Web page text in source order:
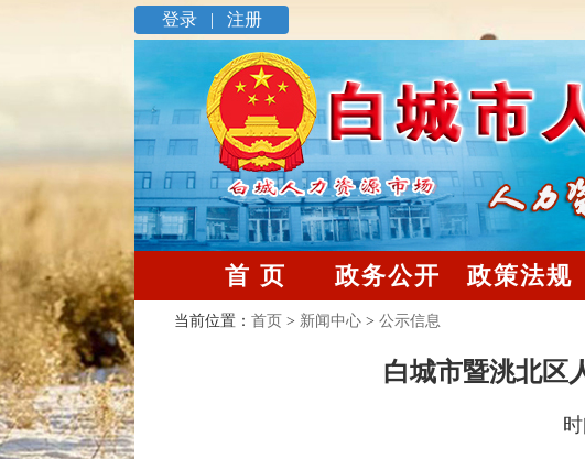
登录 | 注册
首 页 政务公开 政策法规
当前位置： 首页 > 新闻中心 > 公示信息
白城市暨洮北区